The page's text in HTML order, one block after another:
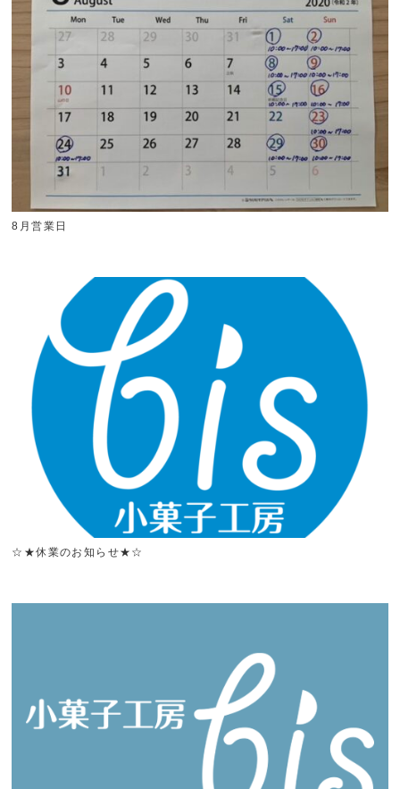
8月営業日
☆★休業のお知らせ★☆